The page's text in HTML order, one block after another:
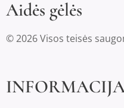
Aidės gėlės
© 2026 Visos teisės